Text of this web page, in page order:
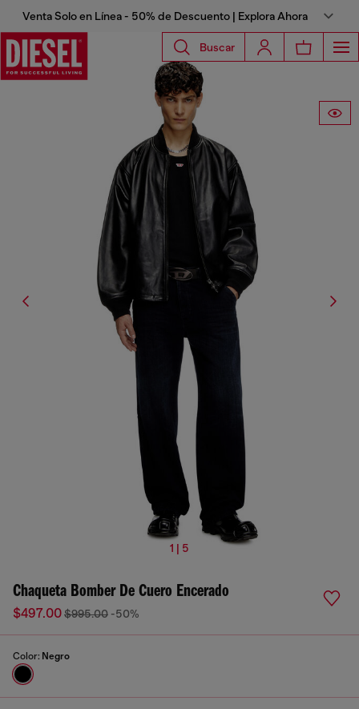
Venta Solo en Línea - 50% de Descuento | Explora Ahora
Buscar
1 | 5
Chaqueta Bomber De Cuero Encerado
$497.00$995.00 -50%
Color: Negro